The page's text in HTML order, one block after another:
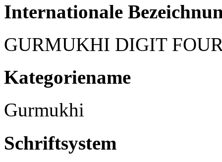
Internationale
GURMUKHI DIGIT
Kategoriename
Gurmukhi
Schriftsystem